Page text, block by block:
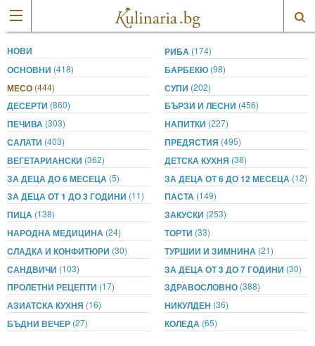
НОВИ РИБА (174)
ОСНОВНИ (418) БАРБЕКЮ (98)
МЕСО (444) СУПИ (202)
ДЕСЕРТИ (860) БЪРЗИ И ЛЕСНИ (456)
ПЕЧИВА (303) НАПИТКИ (227)
САЛАТИ (403) ПРЕДЯСТИЯ (495)
ВЕГЕТАРИАНСКИ (362) ДЕТСКА КУХНЯ (38)
ЗА ДЕЦА ДО 6 МЕСЕЦА (5) ЗА ДЕЦА ОТ 6 ДО 12 МЕСЕЦА (12)
ЗА ДЕЦА ОТ 1 ДО 3 ГОДИНИ (11) ПАСТА (149)
ПИЦА (138) ЗАКУСКИ (253)
НАРОДНА МЕДИЦИНА (24) ТОРТИ (33)
СЛАДКА И КОНФИТЮРИ (30) ТУРШИИ И ЗИМНИНА (21)
САНДВИЧИ (103) ЗА ДЕЦА ОТ 3 ДО 7 ГОДИНИ (30)
ПРОЛЕТНИ РЕЦЕПТИ (17) ЗДРАВОСЛОВНО (388)
АЗИАТСКА КУХНЯ (16) НИКУЛДЕН (36)
БЪДНИ ВЕЧЕР (27) КОЛЕДА (65)